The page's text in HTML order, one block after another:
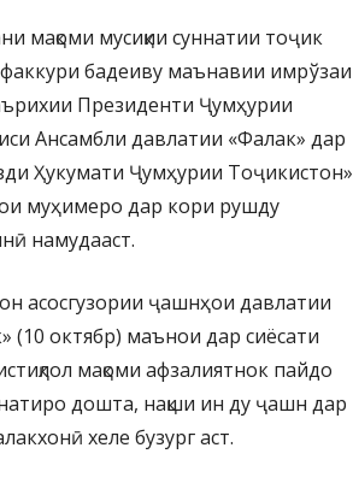
мақоми мусиқии суннатии тоҷик
бадеиву маънавии имрўзаи
Президенти Ҷумҳурии
Ансамбли давлатии «Фалак» дар
Ҳукумати Ҷумҳурии Тоҷикистон»
муҳимеро дар кори рушду
намудааст.
асосгузории ҷашнҳои давлатии
(10 октябр) маънои дар сиёсати
мақоми афзалиятнок пайдо
дошта, нақши ин ду ҷашн дар
хеле бузург аст.